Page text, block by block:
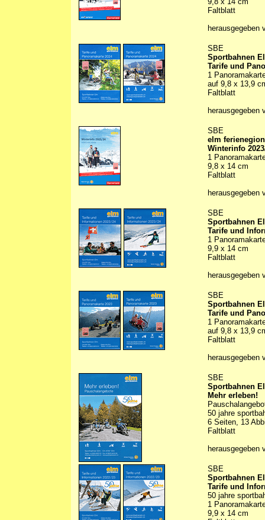
Faltblatt
herausgegeben
SBE
Sportbahnen
Tarife und
1
auf 9,8 x 13,9
Faltblatt
herausgegeben
SBE
elm ferienegion
Winterinfo
1
9,8 x 14 cm
Faltblatt
herausgegeben
SBE
Sportbahnen
Tarife und
1
9,9 x 14 cm
Faltblatt
herausgegeben
SBE
Sportbahnen
Tarife und
1
auf 9,8 x 13,9
Faltblatt
herausgegeben
SBE
Sportbahnen
Mehr erleben!
50 jahre
6 Seiten, 13
Faltblatt
herausgegeben
SBE
Sportbahnen
Tarife und
50 jahre
1
9,9 x 14 cm